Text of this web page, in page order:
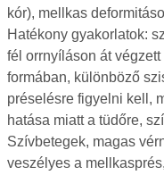
kór), mellkas
Hatékony gyakorlatok:
fél orrnyíláson át
formában, különböző
préselésre figyelni kell,
hatása miatt a tüdőre,
Szívbetegek, magas
veszélyes a